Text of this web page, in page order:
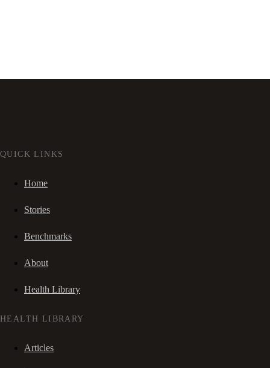
QUICK LINKS
Home
Stories
Benchmarks
About
Health Library
HEALTH LIBRARY
Articles